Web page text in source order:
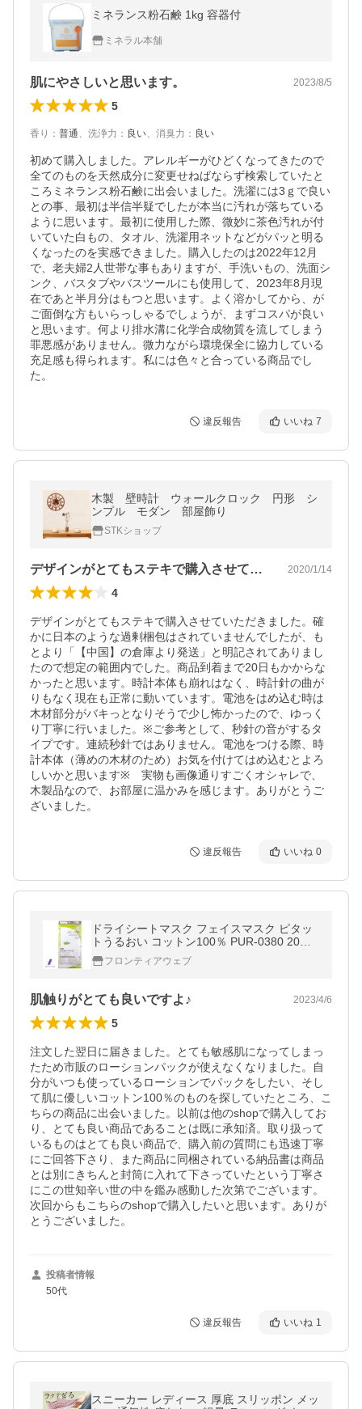
ミネランス粉石鹸 1kg 容器付
ミネラル本舗
肌にやさしいと思います。 2023/8/5
5
香り ： 普通、 洗浄力 ： 良い、 消臭力 ： 良い
初めて購入しました。アレルギーがひどくなってきたので
全てのものを天然成分に変更せねばならず検索していたと
ころミネランス粉石鹸に出会いました。洗濯には3ｇで良い
との事、最初は半信半疑でしたが本当に汚れが落ちている
ように思います。最初に使用した際、微妙に茶色汚れが付
いていた白もの、タオル、洗濯用ネットなどがパッと明る
くなったのを実感できました。購入したのは2022年12月
で、老夫婦2人世帯な事もありますが、手洗いもの、洗面シ
ンク、バスタブやバスツールにも使用して、2023年8月現
在であと半月分はもつと思います。よく溶かしてから、が
ご面倒な方もいらっしゃるでしょうが、まずコスパが良い
と思います。何より排水溝に化学合成物質を流してしまう
罪悪感がありません。微力ながら環境保全に協力している
充足感も得られます。私には色々と合っている商品でし
た。
違反報告 いいね 7
木製 壁時計 ウォールクロック 円形 シ
ンプル モダン 部屋飾り
STKショップ
デザインがとてもステキで購入させていた… 2020/1/14
4
デザインがとてもステキで購入させていただきました。確
かに日本のような過剰梱包はされていませんでしたが、も
とより「【中国】の倉庫より発送」と明記されてありまし
たので想定の範囲内でした。商品到着まで20日もかからな
かったと思います。時計本体も崩れはなく、時計針の曲が
りもなく現在も正常に動いています。電池をはめ込む時は
木材部分がバキっとなりそうで少し怖かったので、ゆっく
り丁寧に行いました。※ご参考として、秒針の音がするタ
イプです。連続秒針ではありません。電池をつける際、時
計本体（薄めの木材のため）お気を付けてはめ込むとよろ
しいかと思います※　実物も画像通りすごくオシャレで、
木製品なので、お部屋に温かみを感じます。ありがとうご
ざいました。
違反報告 いいね 0
ドライシートマスク フェイスマスク ピタッ
トうるおい コットン100％ PUR-0380 20枚
入り 石原商店 メール便発送
フロンティアウェブ
肌触りがとても良いですよ♪ 2023/4/6
5
注文した翌日に届きました。とても敏感肌になってしまっ
たため市販のローションパックが使えなくなりました。自
分がいつも使っているローションでパックをしたい、そし
て肌に優しいコットン100％のものを探していたところ、こ
ちらの商品に出会いました。以前は他のshopで購入してお
り、とても良い商品であることは既に承知済。取り扱って
いるものはとても良い商品で、購入前の質問にも迅速丁寧
にご回答下さり、また商品に同梱されている納品書は商品
とは別にきちんと封筒に入れて下さっていたという丁寧さ
にこの世知辛い世の中を鑑み感動した次第でございます。
次回からもこちらのshopで購入したいと思います。ありが
とうございました。
投稿者情報
50代
違反報告 いいね 1
スニーカー レディース 厚底 スリッポン メッ